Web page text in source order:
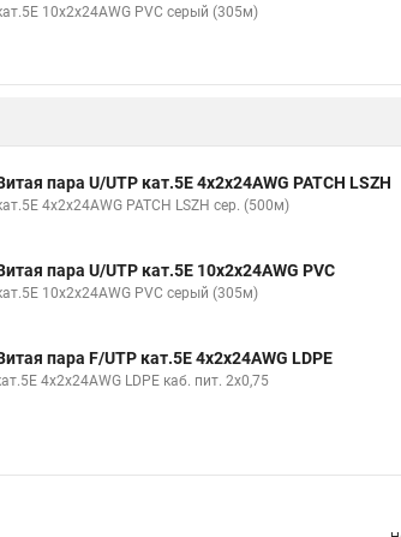
10х2х24AWG PVC серый (305м)
пара U/UTP кат.5E 4х2х24AWG PATCH LSZH
4х2х24AWG PATCH LSZH сер. (500м)
пара U/UTP кат.5E 10х2х24AWG PVC
10х2х24AWG PVC серый (305м)
пара F/UTP кат.5E 4х2х24AWG LDPE
4х2х24AWG LDPE каб. пит. 2x0,75